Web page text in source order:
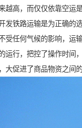
越高，而仅仅依靠空运
发铁路运输是为正确的
受任何气候的影响，运
运行，把控了操作时间
大促进了商品物资之间的